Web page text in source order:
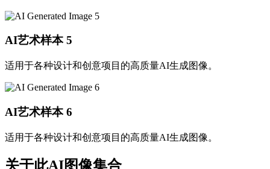
AI艺术样本 5
适用于各种设计和创意项目的高质量AI生成图像。
AI艺术样本 6
适用于各种设计和创意项目的高质量AI生成图像。
关于此AI图像集合